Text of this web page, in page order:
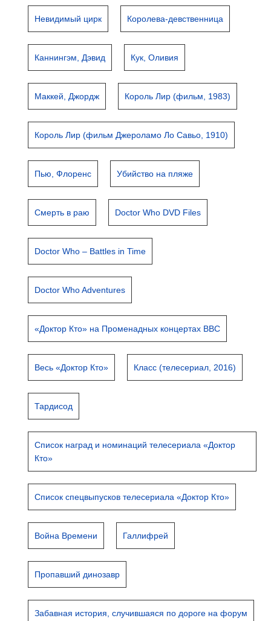
Невидимый цирк Королева-девственница
Каннингэм, Дэвид Кук, Оливия
Маккей, Джордж Король Лир (фильм, 1983)
Король Лир (фильм Джероламо Ло Савьо, 1910)
Пью, Флоренс Убийство на пляже
Смерть в раю Doctor Who DVD Files
Doctor Who – Battles in Time
Doctor Who Adventures
«Доктор Кто» на Променадных концертах BBC
Весь «Доктор Кто» Класс (телесериал, 2016)
Тардисод
Список наград и номинаций телесериала «Доктор
Кто»
Список спецвыпусков телесериала «Доктор Кто»
Война Времени Галлифрей
Пропавший динозавр
Забавная история, случившаяся по дороге на форум